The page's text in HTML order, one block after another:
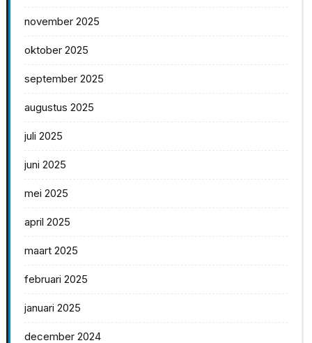
november 2025
oktober 2025
september 2025
augustus 2025
juli 2025
juni 2025
mei 2025
april 2025
maart 2025
februari 2025
januari 2025
december 2024